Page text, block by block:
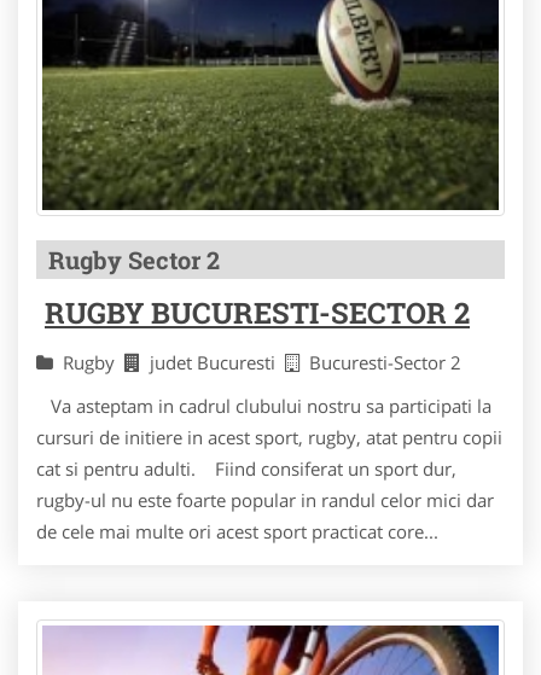
Rugby Sector 2
RUGBY BUCURESTI-SECTOR 2
Rugby judet Bucuresti
Bucuresti-Sector 2
Va asteptam in cadrul clubului nostru sa participati la
cursuri de initiere in acest sport, rugby, atat pentru copii
cat si pentru adulti. Fiind consiferat un sport dur,
rugby-ul nu este foarte popular in randul celor mici dar
de cele mai multe ori acest sport practicat core...